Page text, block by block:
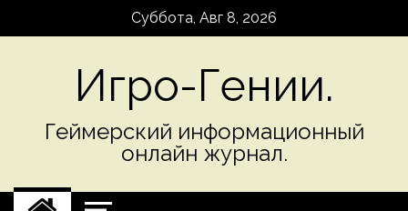
Суббота, Авг 8, 2026
Игро-Гении.
Геймерский информационный
онлайн журнал.